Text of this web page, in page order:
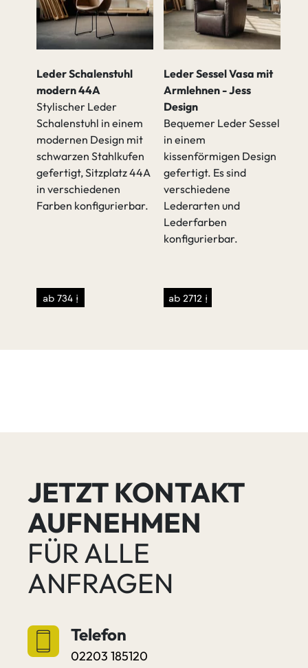
Leder Schalenstuhl
modern 44A
Stylischer Leder
Schalenstuhl in einem
modernen Design mit
schwarzen Stahlkufen
gefertigt, Sitzplatz 44A
in verschiedenen
Farben konfigurierbar.
ab 734 €
Leder Sessel Vasa mit
Armlehnen - Jess
Design
Bequemer Leder Sessel
in einem
kissenförmigen Design
gefertigt. Es sind
verschiedene
Lederarten und
Lederfarben
konfigurierbar.
ab 2712 €
JETZT KONTAKT
AUFNEHMEN
FÜR ALLE
ANFRAGEN
Telefon
02203 185120